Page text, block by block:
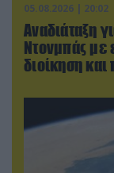
05.08.2026 | 20:02
Αναδιάταξη
Ντονμπάς με
διοίκηση